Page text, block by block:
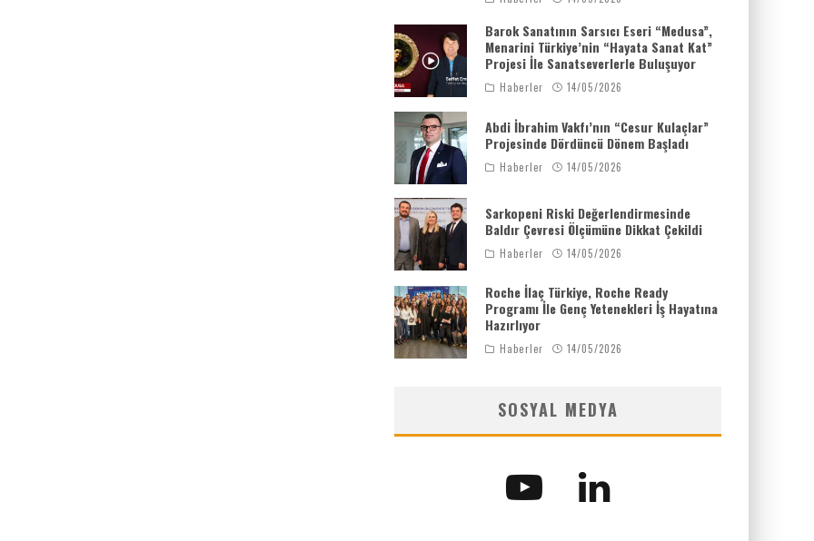
Barok Sanatının Sarsıcı Eseri “Medusa”,
Menarini Türkiye’nin “Hayata Sanat Kat”
Projesi İle Sanatseverlerle Buluşuyor
Haberler 14/05/2026
Abdi İbrahim Vakfı’nın “Cesur Kulaçlar”
Projesinde Dördüncü Dönem Başladı
Haberler 14/05/2026
Sarkopeni Riski Değerlendirmesinde
Baldır Çevresi Ölçümüne Dikkat Çekildi
Haberler 14/05/2026
Roche İlaç Türkiye, Roche Ready
Programı İle Genç Yetenekleri İş Hayatına
Hazırlıyor
Haberler 14/05/2026
SOSYAL MEDYA